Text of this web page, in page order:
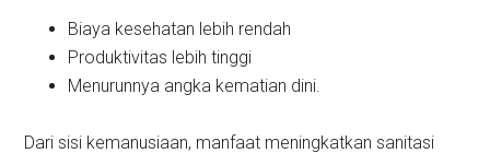
Biaya kesehatan lebih rendah
Produktivitas lebih tinggi
Menurunnya angka kematian dini.
Dari sisi kemanusiaan, manfaat meningkatkan sanitasi